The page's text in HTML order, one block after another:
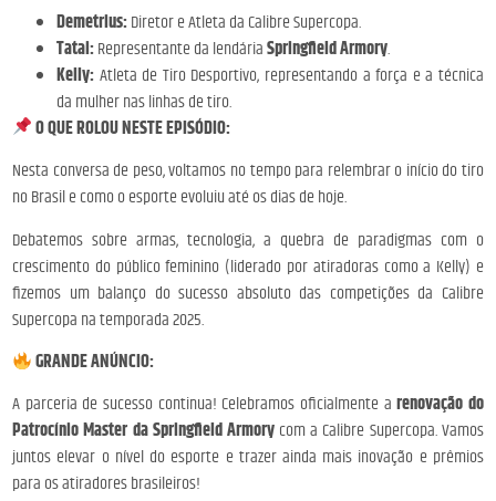
Demetrius:Diretor e Atleta da Calibre Supercopa.
Tatai:Representante da lendáriaSpringfield Armory.
Kelly: Atleta de Tiro Desportivo, representando a força e a técnica
da mulher nas linhas de tiro.
O QUE ROLOU NESTE EPISÓDIO:
Nesta conversa de peso, voltamos no tempo para relembrar o início do tiro
no Brasil e como o esporte evoluiu até os dias de hoje.
Debatemos sobre armas, tecnologia, a quebra de paradigmas com o
crescimento do público feminino (liderado por atiradoras como a Kelly) e
fizemos um balanço do sucesso absoluto das competições da Calibre
Supercopa na temporada 2025.
GRANDE ANÚNCIO:
A parceria de sucesso continua! Celebramos oficialmente arenovação do
Patrocínio Master da Springfield Armorycom a Calibre Supercopa. Vamos
juntos elevar o nível do esporte e trazer ainda mais inovação e prêmios
para os atiradores brasileiros!